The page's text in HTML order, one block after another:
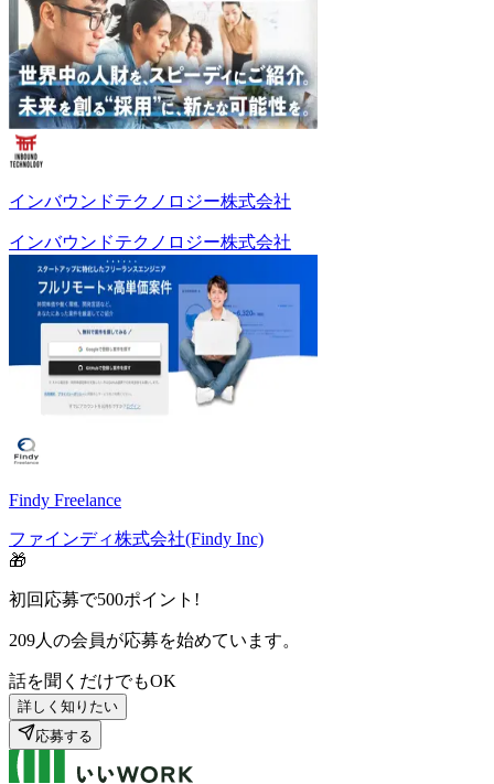
インバウンドテクノロジー株式会社
インバウンドテクノロジー株式会社
Findy Freelance
ファインディ株式会社(Findy Inc)
🎁
初回応募で500ポイント!
209人の会員が応募を始めています。
話を聞くだけでもOK
詳しく知りたい
応募する